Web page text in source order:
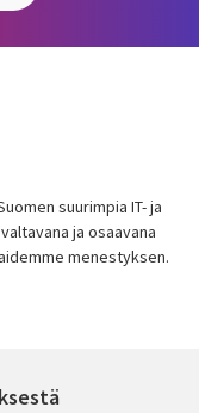
suurimpia IT- ja
ja osaavana
menestyksen.